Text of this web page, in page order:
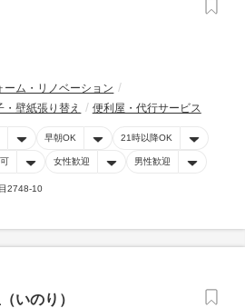
ーム・リノベーション
・壁紙張り替え 便利屋・代行サービス
早朝OK 21時以降OK
女性歓迎 男性歓迎
2748-10
いのり）